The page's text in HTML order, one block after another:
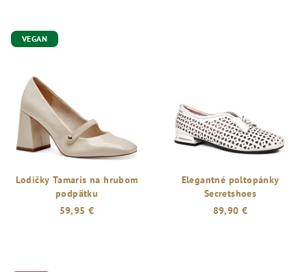
VEGAN
Lodičky Tamaris na hrubom
podpätku
59,95 €
Elegantné poltopánky
Secretshoes
89,90 €